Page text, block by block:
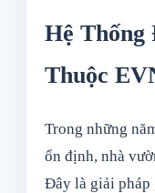
Hệ
Thuộc
Trong những
ổn định, nhà
Đây là giải pháp